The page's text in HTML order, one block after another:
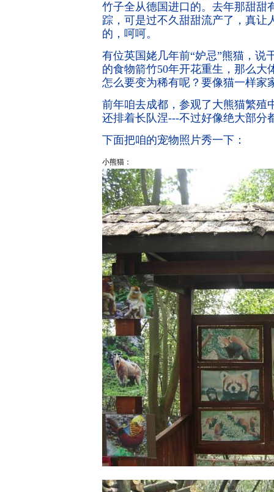
竹子全从德国进口的。去年那甜甜
踪，可是过不久甜甜流产了，真让
的，呵呵。
有位英国姥几年前“妒忌”熊猫，说
的食物箭竹50年开花重生，那么大
怎么要变为稀有呢？要像猫一样家
前年咱去成都，参观了大熊猫繁殖
还排着长队涅---不过好像绝大部分
下面把咱的宠物照片秀一下：
小熊猫：